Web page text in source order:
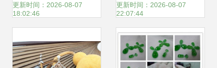
级紫水晶石车轮手
意之选
更新时间：2026-08-07
18:02:46
品价值探秘
更新时间：2026-08-07
22:07:44